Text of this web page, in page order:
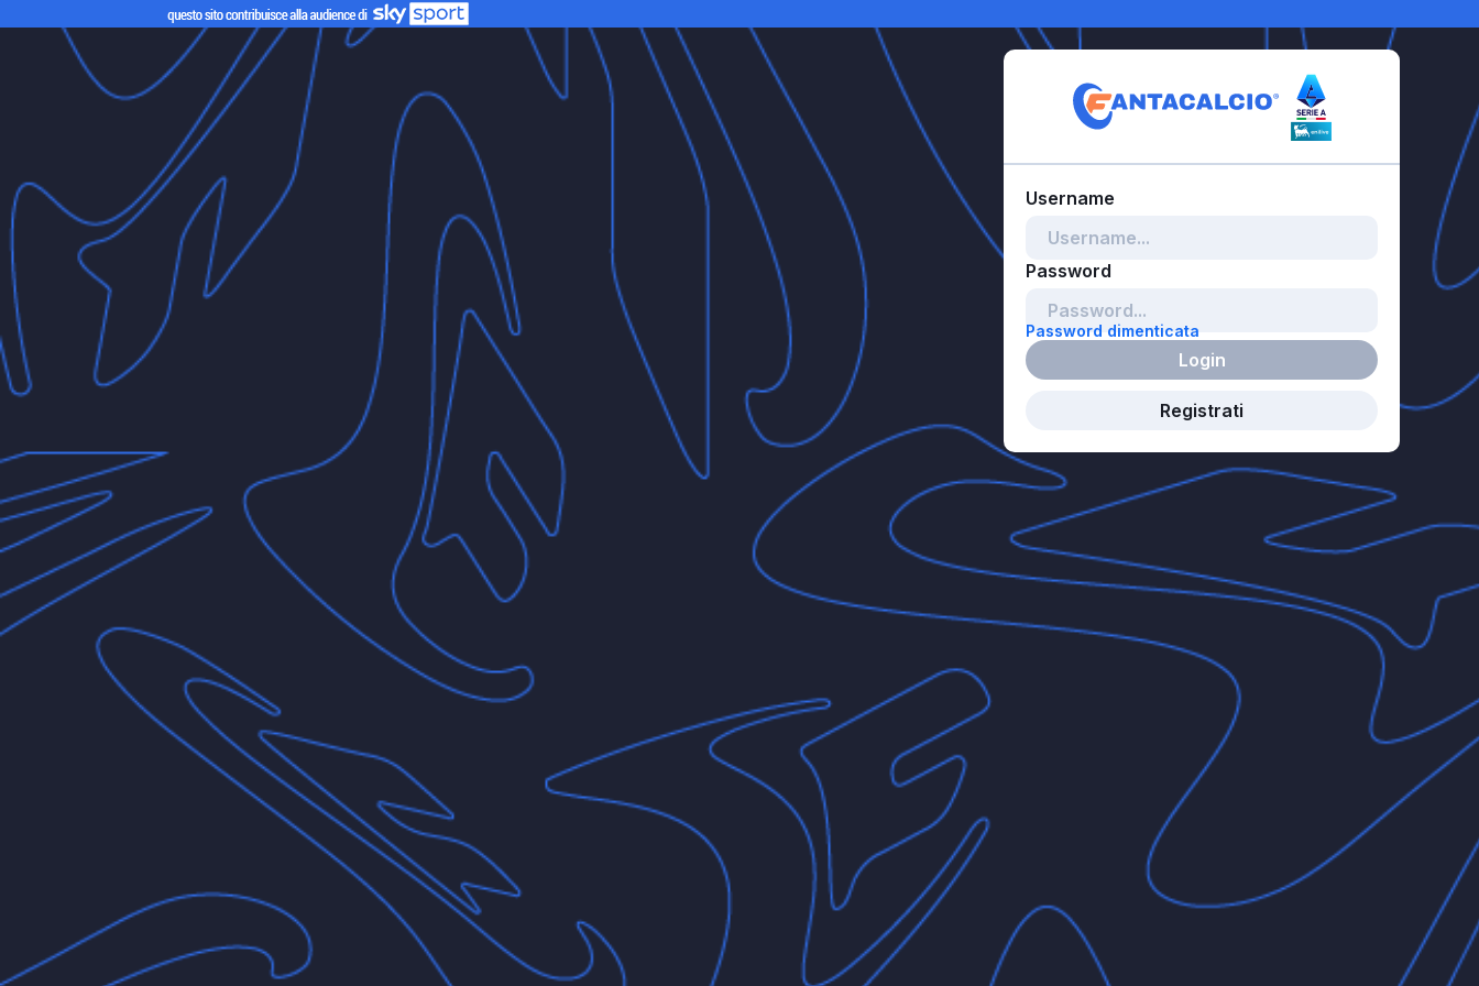
Password dimenticata
Login
Registrati